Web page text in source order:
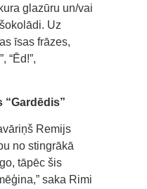
glazūru un/vai
Uz
īsas frāzes,
“Ēd!”,
“Gardēdis”
Remijs
no stingrākā
tāpēc šis
saka Rimi